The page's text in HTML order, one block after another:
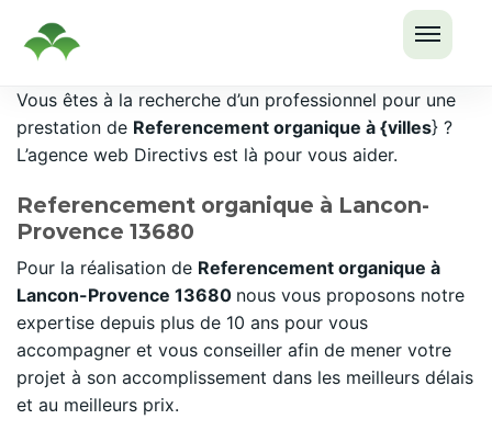
LE
Passer
au
contenu
Vous êtes à la recherche d’un professionnel pour une
prestation de Referencement organique à {villes} ?
L’agence web Directivs est là pour vous aider.
Referencement organique à Lancon-
Provence 13680
Pour la réalisation de Referencement organique à
Lancon-Provence 13680 nous vous proposons notre
expertise depuis plus de 10 ans pour vous
accompagner et vous conseiller afin de mener votre
projet à son accomplissement dans les meilleurs délais
et au meilleurs prix.